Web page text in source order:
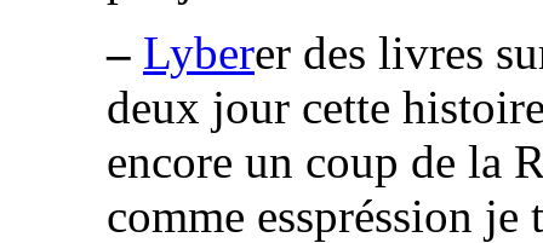
– Lyberer des livres
deux jour cette
encore un coup de la
comme esspréssion